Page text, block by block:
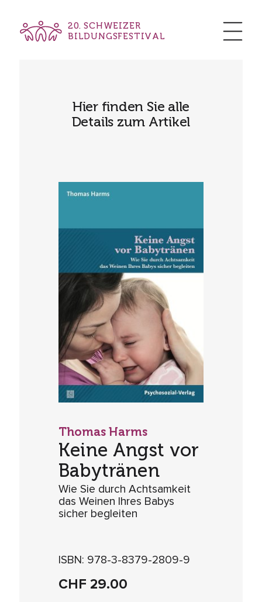
20. SCHWEIZER
BILDUNGSFESTIVAL
Hier finden Sie alle
Details zum Artikel
Thomas Harms
Keine Angst vor
Babytränen
Wie Sie durch Achtsamkeit
das Weinen Ihres Babys
sicher begleiten
ISBN: 978-3-8379-2809-9
CHF29.00